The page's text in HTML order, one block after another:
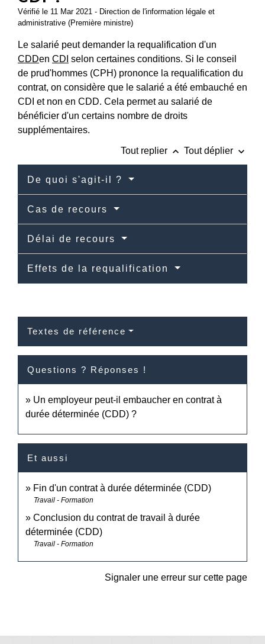
Vérifié le 11 Mar 2021 - Direction de l'information légale et
administrative (Première ministre)
Le salarié peut demander la requalification d'un
CDDen CDI selon certaines conditions. Si le conseil
de prud'hommes (CPH) prononce la requalification du
contrat, on considère que le salarié a été embauché en
CDI et non en CDD. Cela permet au salarié de
bénéficier d'un certains nombre de droits
supplémentaires.
Tout replier keyboard_arrow_up Tout déplier keyboard_arrow_down
De quoi s'agit-il ?
Cas de recours
Délai de recours
Effets de la requalification
Textes de référence
Questions ? Réponses !
Un employeur peut-il embaucher en contrat à
durée déterminée (CDD) ?
Et aussi
Fin d'un contrat à durée déterminée (CDD)
Travail - Formation
Conclusion du contrat de travail à durée
déterminée (CDD)
Travail - Formation
Signaler une erreur sur cette page